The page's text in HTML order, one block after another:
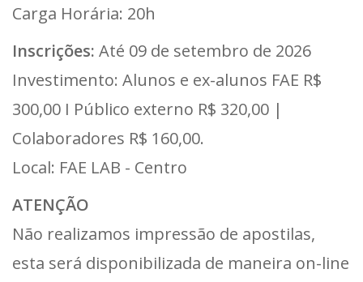
Carga Horária: 20h
Inscrições: Até 09 de setembro de 2026
Investimento: Alunos e ex-alunos FAE R$
300,00 I Público externo R$ 320,00 |
Colaboradores R$ 160,00.
Local: FAE LAB - Centro
ATENÇÃO
Não realizamos impressão de apostilas,
esta será disponibilizada de maneira on-line